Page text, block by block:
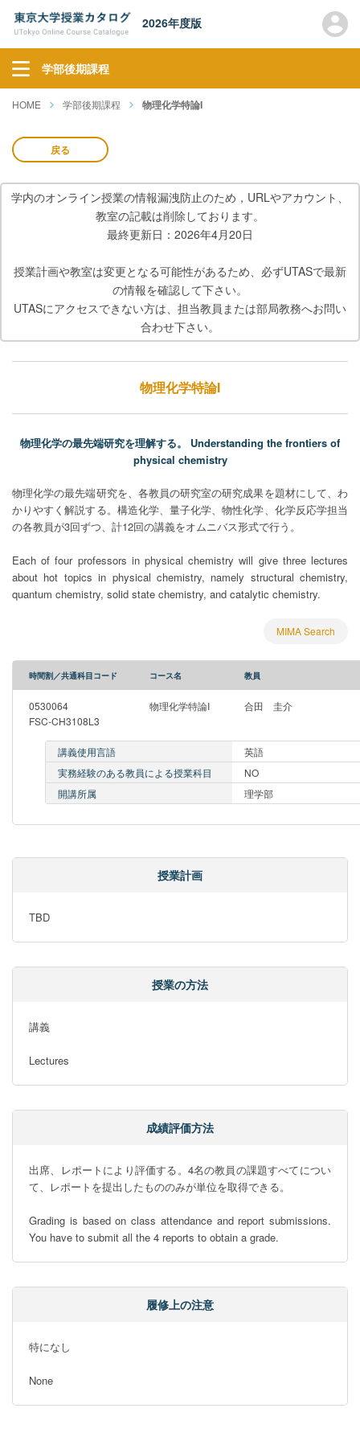
2026年度版
学部後期課程
HOME 学部後期課程 物理化学特論I
戻る
学内のオンライン授業の情報漏洩防止のため，URLやアカウント、
教室の記載は削除しております。
最終更新日：2026年4月20日
授業計画や教室は変更となる可能性があるため、必ずUTASで最新
の情報を確認して下さい。
UTASにアクセスできない方は、担当教員または部局教務へお問い
合わせ下さい。
物理化学特論I
物理化学の最先端研究を理解する。 Understanding the frontiers of
physical chemistry
物理化学の最先端研究を、各教員の研究室の研究成果を題材にして、わ
かりやすく解説する。構造化学、量子化学、物性化学、化学反応学担当
の各教員が3回ずつ、計12回の講義をオムニバス形式で行う。
Each of four professors in physical chemistry will give three lectures
about hot topics in physical chemistry, namely structural chemistry,
quantum chemistry, solid state chemistry, and catalytic chemistry.
MIMA Search
時間割／共通科目コード コース名 教員
0530064
FSC-CH3108L3
物理化学特論I 合田 圭介
講義使用言語
英語
実務経験のある教員による授業科目
NO
開講所属
理学部
授業計画
TBD
授業の方法
講義
Lectures
成績評価方法
出席、レポートにより評価する。4名の教員の課題すべてについ
て、レポートを提出したもののみが単位を取得できる。
Grading is based on class attendance and report submissions.
You have to submit all the 4 reports to obtain a grade.
履修上の注意
特になし
None